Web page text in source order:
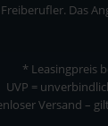
Das
* Leasingpreis
UVP =
Versand –